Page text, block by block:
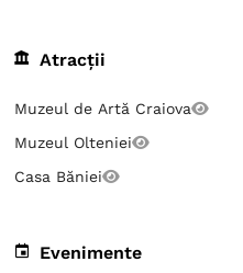
Atracții
Muzeul de Artă Craiova
Muzeul Olteniei
Casa Băniei
Evenimente